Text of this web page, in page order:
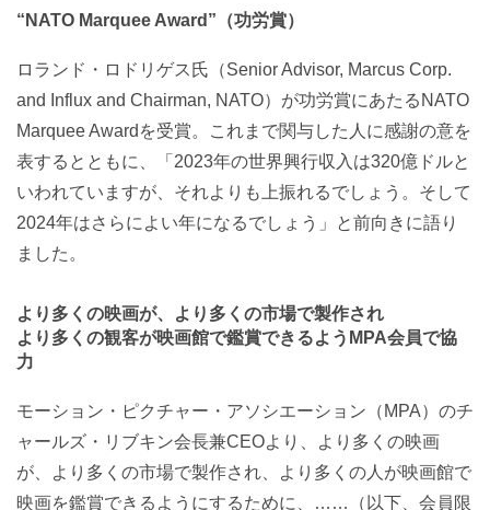
“NATO Marquee Award”（功労賞）
ロランド・ロドリゲス氏（Senior Advisor, Marcus Corp.
and Influx and Chairman, NATO）が功労賞にあたるNATO
Marquee Awardを受賞。これまで関与した人に感謝の意を
表するとともに、「2023年の世界興行収入は320億ドルと
いわれていますが、それよりも上振れるでしょう。そして
2024年はさらによい年になるでしょう」と前向きに語り
ました。
より多くの映画が、より多くの市場で製作され
より多くの観客が映画館で鑑賞できるようMPA会員で協
力
モーション・ピクチャー・アソシエーション（MPA）のチ
ャールズ・リブキン会長兼CEOより、より多くの映画
が、より多くの市場で製作され、より多くの人が映画館で
映画を鑑賞できるようにするために、……（以下、会員限